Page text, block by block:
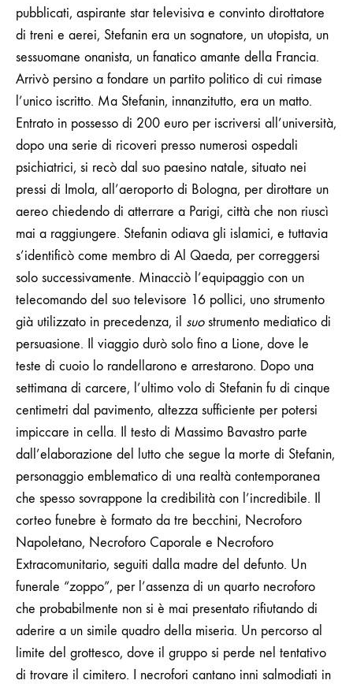
pubblicati, aspirante star televisiva e convinto dirottatore
di treni e aerei, Stefanin era un sognatore, un utopista, un
sessuomane onanista, un fanatico amante della Francia.
Arrivò persino a fondare un partito politico di cui rimase
l’unico iscritto. Ma Stefanin, innanzitutto, era un matto.
Entrato in possesso di 200 euro per iscriversi all’università,
dopo una serie di ricoveri presso numerosi ospedali
psichiatrici, si recò dal suo paesino natale, situato nei
pressi di Imola, all’aeroporto di Bologna, per dirottare un
aereo chiedendo di atterrare a Parigi, città che non riuscì
mai a raggiungere. Stefanin odiava gli islamici, e tuttavia
s’identificò come membro di Al Qaeda, per correggersi
solo successivamente. Minacciò l’equipaggio con un
telecomando del suo televisore 16 pollici, uno strumento
già utilizzato in precedenza, il suostrumento mediatico di
persuasione. Il viaggio durò solo fino a Lione, dove le
teste di cuoio lo randellarono e arrestarono. Dopo una
settimana di carcere, l’ultimo volo di Stefanin fu di cinque
centimetri dal pavimento, altezza sufficiente per potersi
impiccare in cella.
Il testo di Massimo Bavastro parte
dall’elaborazione del lutto che segue la morte di Stefanin,
personaggio emblematico di una realtà contemporanea
che spesso sovrappone la credibilità con l’incredibile. Il
corteo funebre è formato da tre becchini, Necroforo
Napoletano, Necroforo Caporale e Necroforo
Extracomunitario, seguiti dalla madre del defunto. Un
funerale “zoppo”, per l’assenza di un quarto necroforo
che probabilmente non si è mai presentato rifiutando di
aderire a un simile quadro della miseria. Un percorso al
limite del grottesco, dove il gruppo si perde nel tentativo
di trovare il cimitero. I necrofori cantano inni salmodiati in